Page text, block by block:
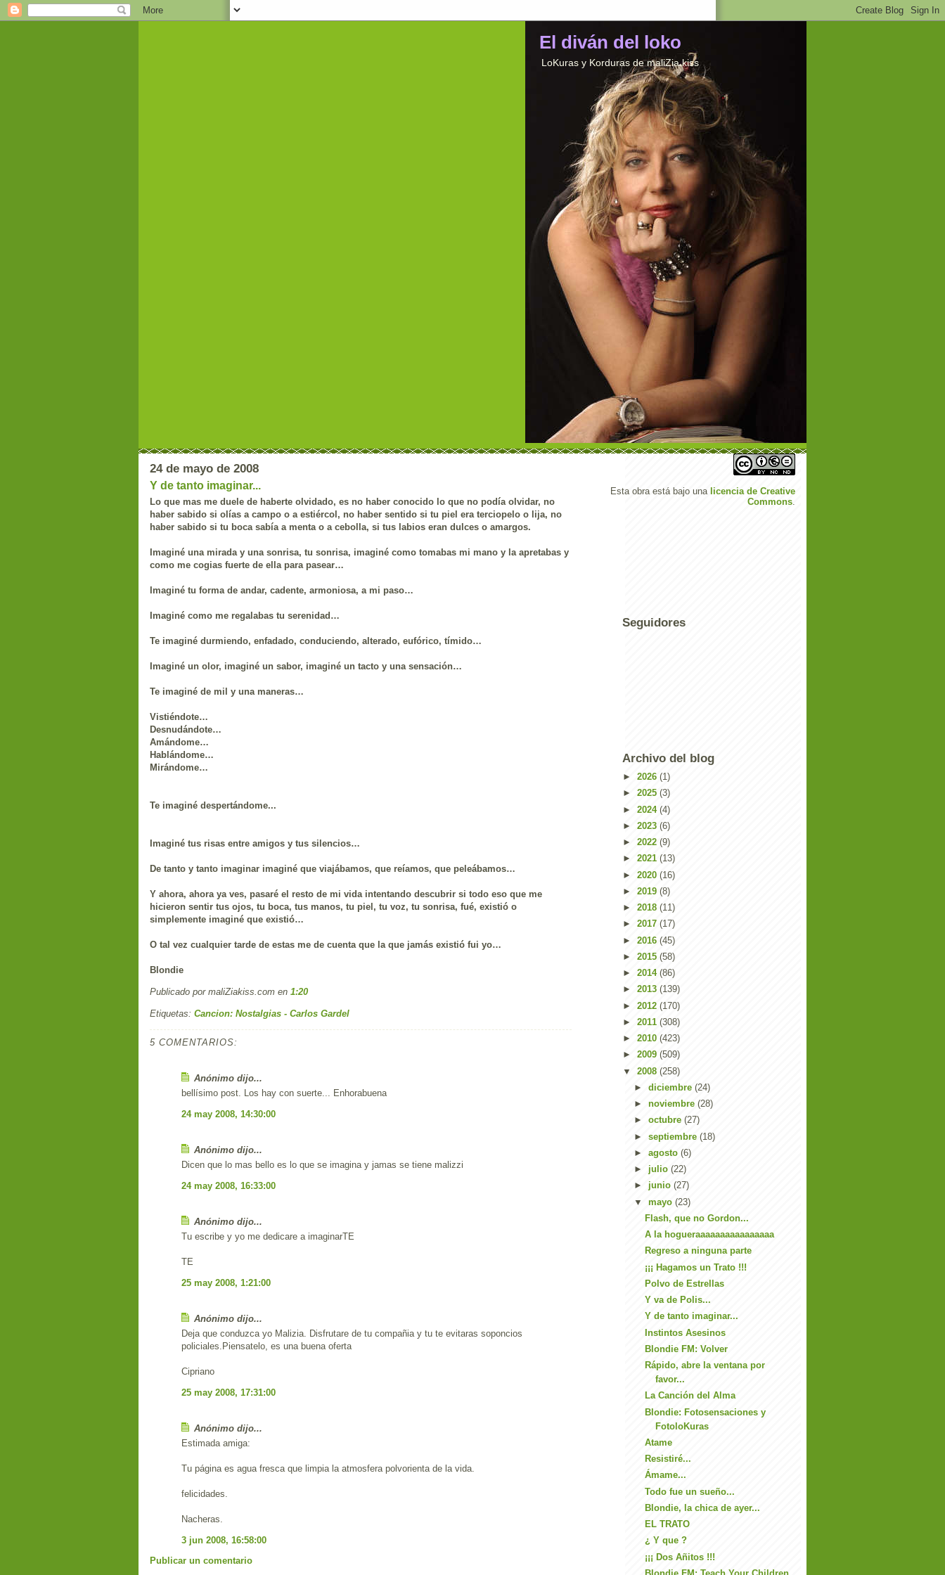
El diván del loko
LoKuras y Korduras de maliZia kiss
24 de mayo de 2008
Y de tanto imaginar...
Lo que mas me duele de haberte olvidado, es no haber conocido lo que no podía olvidar, no
haber sabido si olías a campo o a estiércol, no haber sentido si tu piel era terciopelo o lija, no
haber sabido si tu boca sabía a menta o a cebolla, si tus labios eran dulces o amargos.
Imaginé una mirada y una sonrisa, tu sonrisa, imaginé como tomabas mi mano y la apretabas y
como me cogias fuerte de ella para pasear…
Imaginé tu forma de andar, cadente, armoniosa, a mi paso…
Imaginé como me regalabas tu serenidad…
Te imaginé durmiendo, enfadado, conduciendo, alterado, eufórico, tímido…
Imaginé un olor, imaginé un sabor, imaginé un tacto y una sensación…
Te imaginé de mil y una maneras…
Vistiéndote…
Desnudándote…
Amándome…
Hablándome…
Mirándome…
Te imaginé despertándome...
Imaginé tus risas entre amigos y tus silencios…
De tanto y tanto imaginar imaginé que viajábamos, que reíamos, que peleábamos…
Y ahora, ahora ya ves, pasaré el resto de mi vida intentando descubrir si todo eso que me
hicieron sentir tus ojos, tu boca, tus manos, tu piel, tu voz, tu sonrisa, fué, existió o
simplemente imaginé que existió…
O tal vez cualquier tarde de estas me de cuenta que la que jamás existió fui yo…
Blondie
Publicado por maliZiakiss.com en 1:20
Etiquetas: Cancion: Nostalgias - Carlos Gardel
5 COMENTARIOS:
Anónimo dijo...
bellísimo post. Los hay con suerte... Enhorabuena
24 may 2008, 14:30:00
Anónimo dijo...
Dicen que lo mas bello es lo que se imagina y jamas se tiene malizzi
24 may 2008, 16:33:00
Anónimo dijo...
Tu escribe y yo me dedicare a imaginarTE
TE
25 may 2008, 1:21:00
Anónimo dijo...
Deja que conduzca yo Malizia. Disfrutare de tu compañia y tu te evitaras soponcios
policiales.Piensatelo, es una buena oferta
Cipriano
25 may 2008, 17:31:00
Anónimo dijo...
Estimada amiga:
Tu página es agua fresca que limpia la atmosfera polvorienta de la vida.
felicidades.
Nacheras.
3 jun 2008, 16:58:00
Publicar un comentario
Esta obra está bajo una licencia de Creative
Commons.
Seguidores
Archivo del blog
► 2026 (1)
► 2025 (3)
► 2024 (4)
► 2023 (6)
► 2022 (9)
► 2021 (13)
► 2020 (16)
► 2019 (8)
► 2018 (11)
► 2017 (17)
► 2016 (45)
► 2015 (58)
► 2014 (86)
► 2013 (139)
► 2012 (170)
► 2011 (308)
► 2010 (423)
► 2009 (509)
▼ 2008 (258)
► diciembre (24)
► noviembre (28)
► octubre (27)
► septiembre (18)
► agosto (6)
► julio (22)
► junio (27)
▼ mayo (23)
Flash, que no Gordon...
A la hogueraaaaaaaaaaaaaaaa
Regreso a ninguna parte
¡¡¡ Hagamos un Trato !!!
Polvo de Estrellas
Y va de Polis...
Y de tanto imaginar...
Instintos Asesinos
Blondie FM: Volver
Rápido, abre la ventana por
favor...
La Canción del Alma
Blondie: Fotosensaciones y
FotoloKuras
Atame
Resistiré...
Ámame...
Todo fue un sueño...
Blondie, la chica de ayer...
EL TRATO
¿ Y que ?
¡¡¡ Dos Añitos !!!